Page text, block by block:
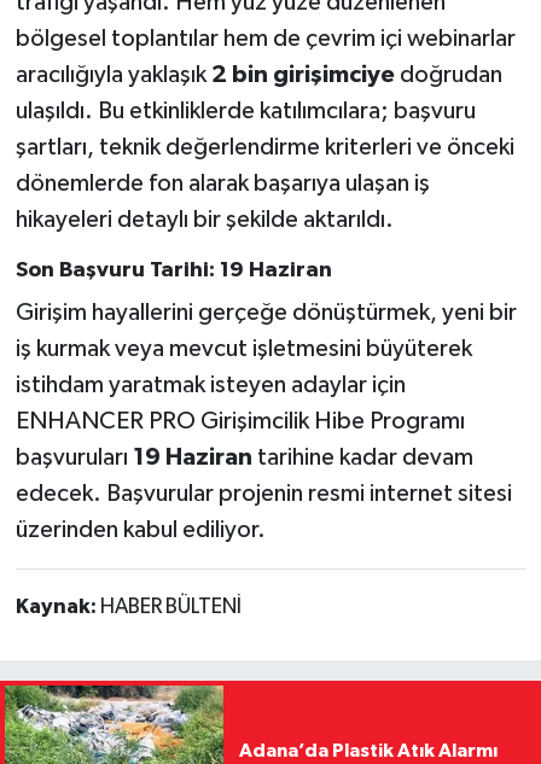
bölgesel toplantılar hem de çevrim içi webinarlar
aracılığıyla yaklaşık 2 bin girişimciyedoğrudan
ulaşıldı. Bu etkinliklerde katılımcılara; başvuru
şartları, teknik değerlendirme kriterleri ve önceki
dönemlerde fon alarak başarıya ulaşan iş
hikayeleri detaylı bir şekilde aktarıldı.
Son Başvuru Tarihi: 19 Haziran
Girişim hayallerini gerçeğe dönüştürmek, yeni bir
iş kurmak veya mevcut işletmesini büyüterek
istihdam yaratmak isteyen adaylar için
ENHANCER PRO Girişimcilik Hibe Programı
başvuruları 19 Haziran tarihine kadar devam
edecek. Başvurular projenin resmi internet sitesi
üzerinden kabul ediliyor.
Kaynak: HABER BÜLTENİ
Adana’da Plastik Atık Alarmı